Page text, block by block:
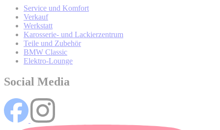
kontaktieren?
Service und Komfort
Verkauf
Werkstatt
Karosserie- und Lackierzentrum
Teile und Zubehör
BMW Classic
Elektro-Lounge
Social Media